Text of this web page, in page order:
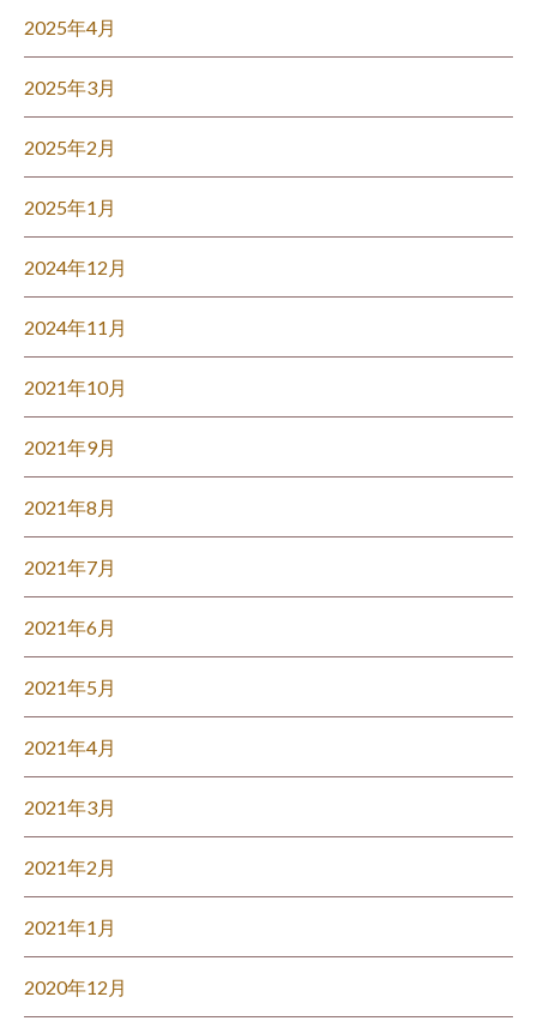
2025年4月
2025年3月
2025年2月
2025年1月
2024年12月
2024年11月
2021年10月
2021年9月
2021年8月
2021年7月
2021年6月
2021年5月
2021年4月
2021年3月
2021年2月
2021年1月
2020年12月